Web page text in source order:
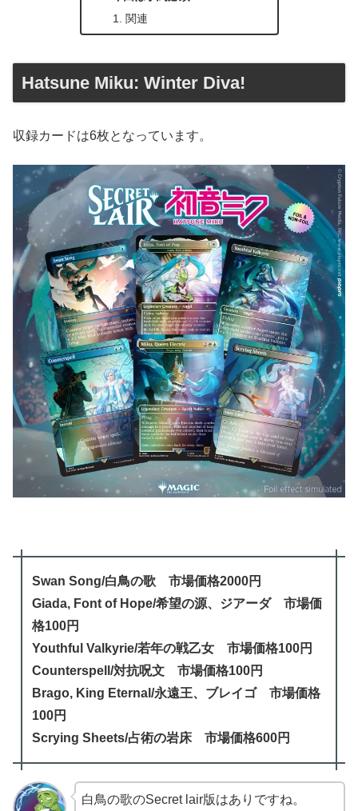
関連
Hatsune Miku: Winter Diva!
収録カードは6枚となっています。
Swan Song/白鳥の歌 市場価格2000円
Giada, Font of Hope/希望の源、ジアーダ 市場価
格100円
Youthful Valkyrie/若年の戦乙女 市場価格100円
Counterspell/対抗呪文 市場価格100円
Brago, King Eternal/永遠王、ブレイゴ 市場価格
100円
Scrying Sheets/占術の岩床 市場価格600円
白鳥の歌のSecret lair版はありですね。